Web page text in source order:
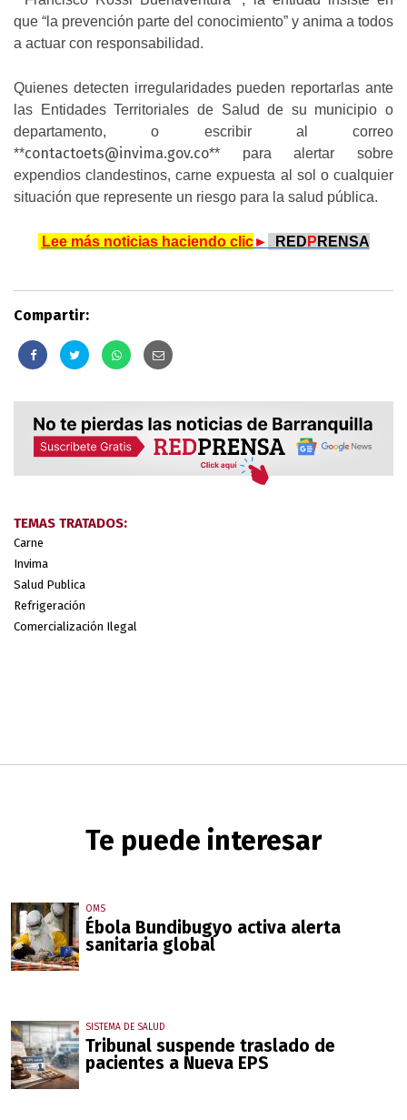
que “la prevención parte del conocimiento” y anima a todos
a actuar con responsabilidad.
Quienes detecten irregularidades pueden reportarlas ante
las Entidades Territoriales de Salud de su municipio o
departamento, o escribir al correo
**contactoets@invima.gov.co** para alertar sobre
expendios clandestinos, carne expuesta al sol o cualquier
situación que represente un riesgo para la salud pública.
Lee más noticias haciendo clic► RED P RENSA
Compartir:
TEMAS TRATADOS:
Carne
Invima
Salud Publica
Refrigeración
Comercialización Ilegal
Te puede interesar
OMS
Ébola Bundibugyo activa alerta
sanitaria global
SISTEMA DE SALUD
Tribunal suspende traslado de
pacientes a Nueva EPS